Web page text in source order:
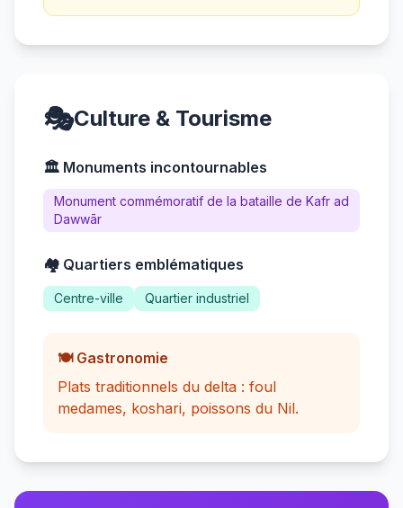
🎭Culture & Tourisme
🏛️ Monuments incontournables
Monument commémoratif de la bataille de Kafr ad
Dawwār
🏘️ Quartiers emblématiques
Centre-ville Quartier industriel
🍽️ Gastronomie
Plats traditionnels du delta : foul
medames, koshari, poissons du Nil.